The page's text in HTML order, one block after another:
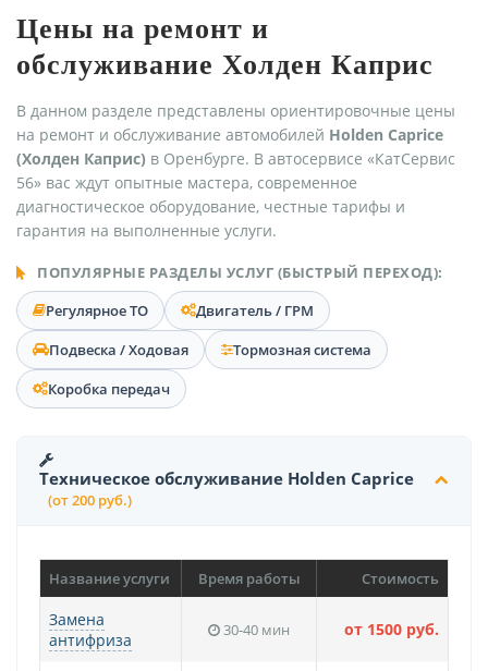
Цены на ремонт и
обслуживание Холден Каприс
В данном разделе представлены ориентировочные цены
на ремонт и обслуживание автомобилей Holden Caprice
(Холден Каприс) в Оренбурге. В автосервисе «КатСервис
56» вас ждут опытные мастера, современное
диагностическое оборудование, честные тарифы и
гарантия на выполненные услуги.
ПОПУЛЯРНЫЕ РАЗДЕЛЫ УСЛУГ (БЫСТРЫЙ ПЕРЕХОД):
Регулярное ТО
Двигатель / ГРМ
Подвеска / Ходовая
Тормозная система
Коробка передач
Техническое обслуживание Holden Caprice
(от 200 руб.)
Название услуги Время работы Стоимость
Замена
антифриза
30-40 мин от 1500 руб.